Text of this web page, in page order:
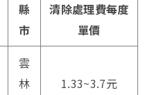
縣
市
清除處理費每度
單價
雲
林
1.33~3.7元